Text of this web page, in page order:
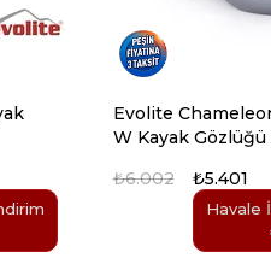
Evolite
W Kayak Gözlüğü
₺5.401
Havale
₺6.002